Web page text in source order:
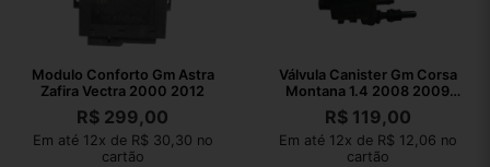
Modulo Conforto Gm Astra
Zafira Vectra 2000 2012
R$ 299,00
Em até 12x de R$ 30,30 no
cartão
Válvula Canister Gm Corsa
Montana 1.4 2008 2009
2010
R$119,00
Em até 12x de R$ 12,06 no
cartão